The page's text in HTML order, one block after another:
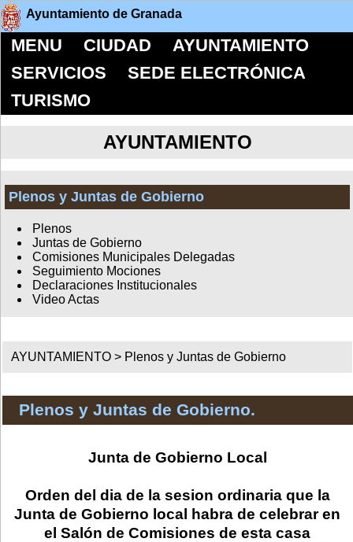
Ayuntamiento de Granada
MENU CIUDAD
AYUNTAMIENTO
SERVICIOS
SEDE ELECTRÓNICA
TURISMO
AYUNTAMIENTO
Plenos y Juntas de Gobierno
Plenos
Juntas de Gobierno
Comisiones Municipales Delegadas
Seguimiento Mociones
Declaraciones Institucionales
Video Actas
AYUNTAMIENTO > Plenos y Juntas de Gobierno
Plenos y Juntas de Gobierno.
Junta de Gobierno Local
Orden del dia de la sesion ordinaria que la
Junta de Gobierno local habra de celebrar en
el Salón de Comisiones de esta casa